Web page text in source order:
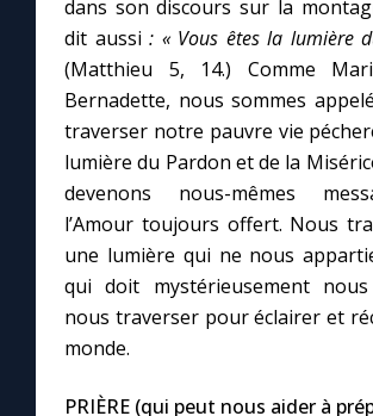
dans son discours sur la
dit aussi : « Vous êtes la lumière
(Matthieu 5, 14.) Comme
Bernadette, nous sommes
traverser notre pauvre vie
lumière du Pardon et de la
devenons nous-mêmes
l’Amour toujours offert. Nous
une lumière qui ne nous
qui doit mystérieusement
nous traverser pour éclairer et
monde.
PRIÈRE (qui peut nous aider à